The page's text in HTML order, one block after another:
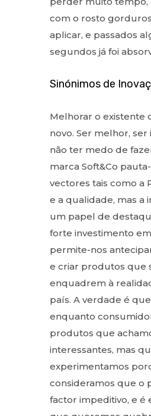
com o rosto
aplicar, e passados
segundos já foi
Sinónimos de
Melhorar o existente
novo. Ser melhor,
não ter medo de
marca Soft&Co
vectores tais como a
e a qualidade, mas a
um papel de
forte investimento
permite-nos
e criar produtos que
enquadrem à
país. A verdade é
enquanto
produtos que
interessantes, mas
experimentamos
consideramos que o
factor impeditivo, e é